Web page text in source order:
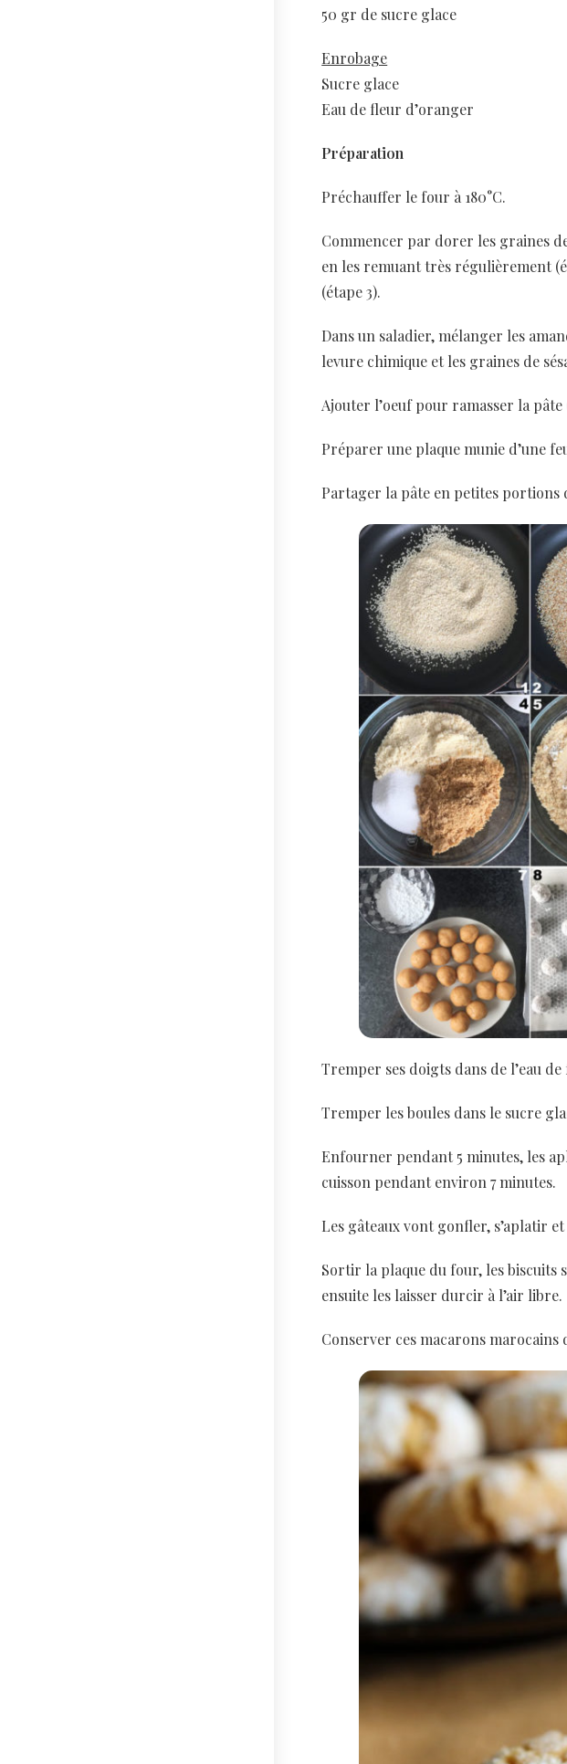
50 gr de sucre glace
Enrobage
Sucre glace
Eau de fleur d’oranger
Préparation
Préchauffer le four à 180°C.
Commencer par dorer les graines
en les remuant très régulièrement
(étape 3).
Dans un saladier, mélanger les
levure chimique et les graines de
Ajouter l’oeuf pour ramasser la pâte
Préparer une plaque munie d’une
Partager la pâte en petites portions
Tremper ses doigts dans de l’eau
Tremper les boules dans le sucre
Enfourner pendant 5 minutes, les
cuisson pendant environ 7 minutes.
Les gâteaux vont gonfler, s’aplatir
Sortir la plaque du four, les biscuits
ensuite les laisser durcir à l’air libre.
Conserver ces macarons